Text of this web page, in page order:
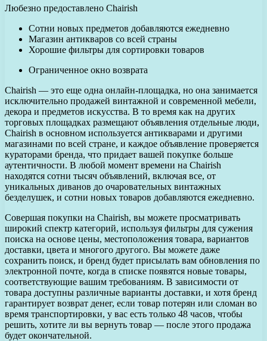
Любезно предоставлено Chairish
Сотни новых предметов добавляются ежедневно
Магазин антикваров со всей страны
Хорошие фильтры для сортировки товаров
Ограниченное окно возврата
Chairish — это еще одна онлайн-площадка, но она занимается
исключительно продажей винтажной и современной мебели,
декора и предметов искусства. В то время как на других
торговых площадках размещают объявления отдельные люди,
Chairish в основном используется антикварами и другими
магазинами по всей стране, и каждое объявление проверяется
кураторами бренда, что придает вашей покупке больше
аутентичности. В любой момент времени на Chairish
находятся сотни тысяч объявлений, включая все, от
уникальных диванов до очаровательных винтажных
безделушек, и сотни новых товаров добавляются ежедневно.
Совершая покупки на Chairish, вы можете просматривать
широкий спектр категорий, используя фильтры для сужения
поиска на основе цены, местоположения товара, вариантов
доставки, цвета и многого другого. Вы можете даже
сохранить поиск, и бренд будет присылать вам обновления по
электронной почте, когда в списке появятся новые товары,
соответствующие вашим требованиям. В зависимости от
товара доступны различные варианты доставки, и хотя бренд
гарантирует возврат денег, если товар потерян или сломан во
время транспортировки, у вас есть только 48 часов, чтобы
решить, хотите ли вы вернуть товар — после этого продажа
будет окончательной.